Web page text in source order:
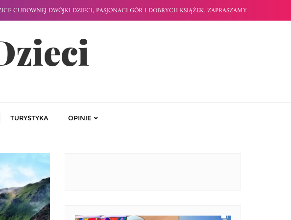
CUDOWNEJ DWÓJKI DZIECI, PASJONACI GÓR I DOBRYCH KSIĄŻEK. ZAPRASZAMY
TURYSTYKA OPINIE